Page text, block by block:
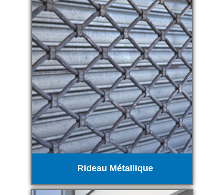
Rideau Métallique